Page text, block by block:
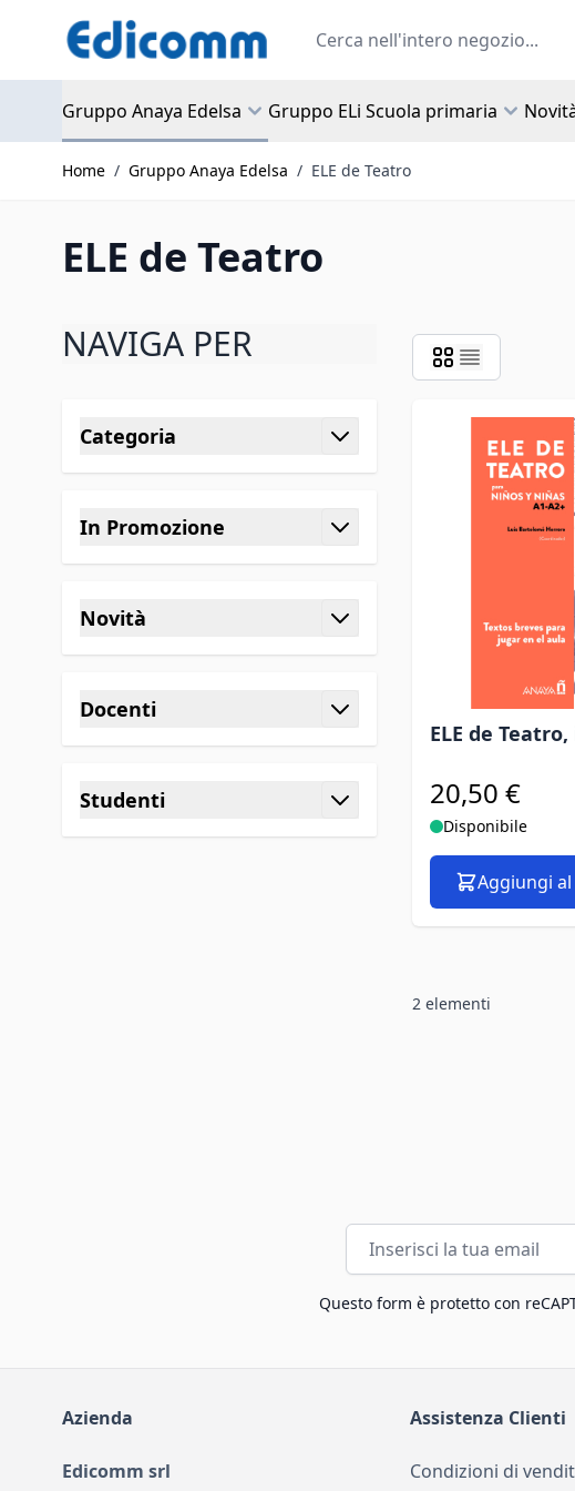
Search
Gruppo Anaya Edelsa Gruppo ELi Scuola primaria
Home / Gruppo Anaya Edelsa / ELE de Teatro
ELE de Teatro
NAVIGA PER
Categoria
filtro
In Promozione
filtro
Novità
filtro
Docenti
filtro
Studenti
filtro
ELE de
20,50 €
Disponibile
Aggiungi
2 elementi
Indirizzo email
Questo form è protetto con
Azienda
Edicomm srl
Assistenza Clienti
Condizioni di